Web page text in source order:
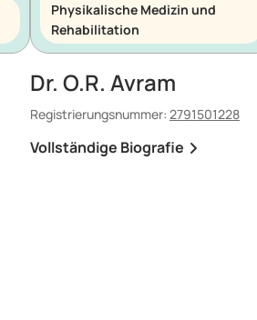
Physikalische Medizin und
Rehabilitation
Dr. O.R. Avram
Registrierungsnummer: 2791501228
Vollständige Biografie